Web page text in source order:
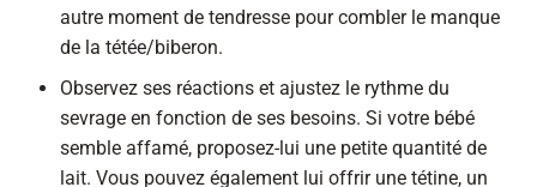
autre moment de tendresse pour combler le manque
de la tétée/biberon.
Observez ses réactions et ajustez le rythme du
sevrage en fonction de ses besoins. Si votre bébé
semble affamé, proposez-lui une petite quantité de
lait. Vous pouvez également lui offrir une tétine, un